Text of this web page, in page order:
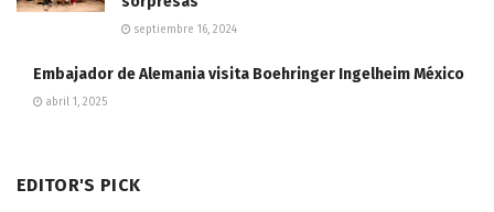
septiembre 16, 2024
Embajador de Alemania visita Boehringer Ingelheim México
abril 1, 2025
EDITOR'S PICK